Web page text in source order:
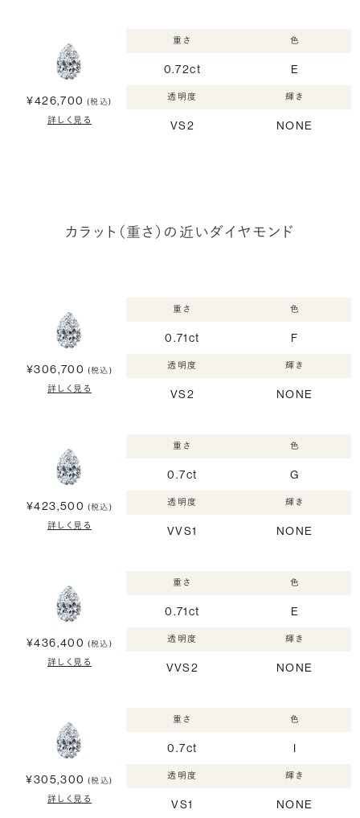
¥426,700 (税込)
詳しく見る
重さ
0.72ct
色
E
透明度
VS2
輝き
NONE
カラット（重さ）の近いダイヤモンド
¥306,700 (税込)
詳しく見る
重さ
0.71ct
色
F
透明度
VS2
輝き
NONE
¥423,500 (税込)
詳しく見る
重さ
0.7ct
色
G
透明度
VVS1
輝き
NONE
¥436,400 (税込)
詳しく見る
重さ
0.71ct
色
E
透明度
VVS2
輝き
NONE
¥305,300 (税込)
詳しく見る
重さ
0.7ct
色
I
透明度
VS1
輝き
NONE